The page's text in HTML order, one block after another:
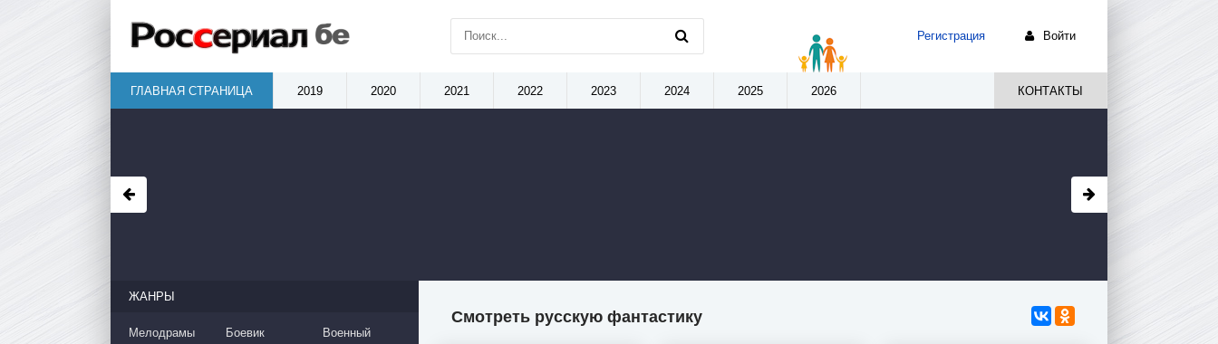
Смотреть русскую фантастику
ЖАНРЫ
Мелодрамы
Боевик
Военный
Регистрация Войти
ГЛАВНАЯ СТРАНИЦА 2019 2020 2021 2022 2023 2024 2025 2026 КОНТАКТЫ